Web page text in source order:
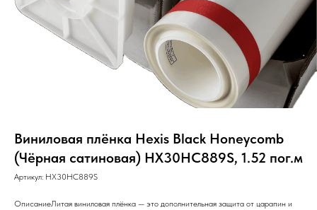
Виниловая плёнка Hexis Black Honeycomb
(Чёрная сатиновая) HX30HC889S, 1.52 пог.м
Артикул: HX30HC889S
ОписаниеЛитая виниловая плёнка — это дополнительная защита от царапин и